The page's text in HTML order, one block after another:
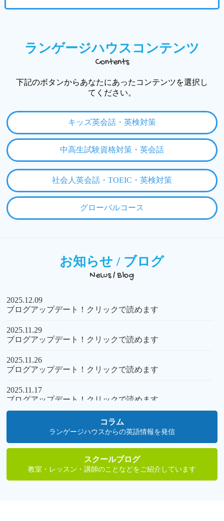
ランゲージハウスコンテンツ
Contents
下記のボタンからあなたにあったコンテンツを選択し
てください。
キッズ英会話・英検対策
中高生試験資格対策・英会話
社会人英会話・TOEIC・英検対策
グローバルコース
お知らせ / ブログ
News / Blog
2025.12.09
ブログアップデート！クリックで読めます
2025.11.29
ブログアップデート！クリックで読めます
2025.11.26
ブログアップデート！クリックで読めます
2025.11.17
ブログアップデート！クリックで読めます
ブログアップデート！英検関連・クリックで読めます
コラム
ランゲージハウスからの英語情報を発信
スクールブログ
教室・レッスン・講師のことなどをご紹介しています